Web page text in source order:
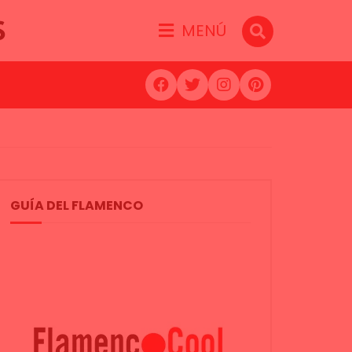
MENÚ
GUÍA DEL FLAMENCO